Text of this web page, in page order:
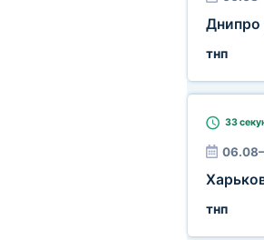
Днипро
тнп
33
тнп